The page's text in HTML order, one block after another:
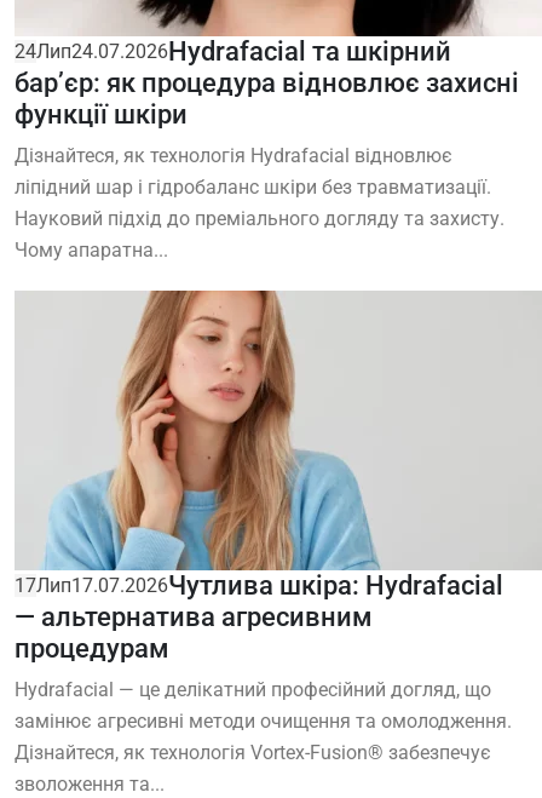
24Лип24.07.2026Hydrafacial та шкірний
бар’єр: як процедура відновлює захисні
функції шкіри
Дізнайтеся, як технологія Hydrafacial відновлює
ліпідний шар і гідробаланс шкіри без травматизації.
Науковий підхід до преміального догляду та захисту.
Чому апаратна...
17Лип17.07.2026Чутлива шкіра: Hydrafacial
— альтернатива агресивним
процедурам
Hydrafacial — це делікатний професійний догляд, що
замінює агресивні методи очищення та омолодження.
Дізнайтеся, як технологія Vortex-Fusion® забезпечує
зволоження та...